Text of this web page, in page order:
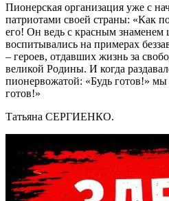
Пионерская организация уже с
патриотами своей страны: «Как
его! Он ведь с красным
воспитывались на примерах
– героев, отдавших жизнь за
великой Родины. И когда
пионервожатой: «Будь готов!»
готов!»
Татьяна СЕРГИЕНКО.